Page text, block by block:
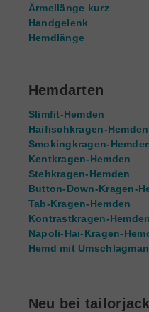
Ärmellänge kurz
Handgelenk
Hemdlänge
Hemdarten
Slimfit-Hemden
Haifischkragen-Hemden
Smokingkragen-
Kentkragen-Hemden
Stehkragen-Hemden
Button-Down-Kragen-
Tab-Kragen-Hemden
Kontrastkragen-Hemden
Napoli-Hai-Kragen-
Hemd mit
Neu bei